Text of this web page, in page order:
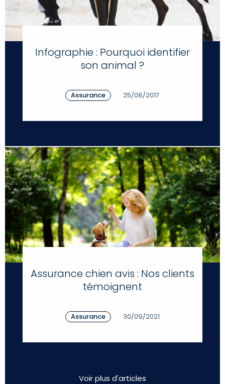
Infographie : Pourquoi identifier
son animal ?
Assurance 25/08/2017
Assurance chien avis : Nos clients
témoignent
Assurance 30/09/2021
Voir plus d'articles